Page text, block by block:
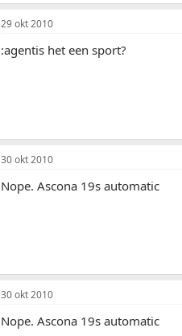
29 okt 2010
:agentis het een sport?
30 okt 2010
Nope. Ascona 19s automatic
30 okt 2010
Nope. Ascona 19s automatic